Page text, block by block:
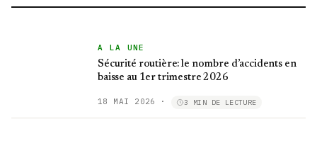
A LA UNE
Sécurité routière: le nombre d’accidents en
baisse au 1er trimestre 2026
18 MAI 2026 · 3 MIN DE LECTURE